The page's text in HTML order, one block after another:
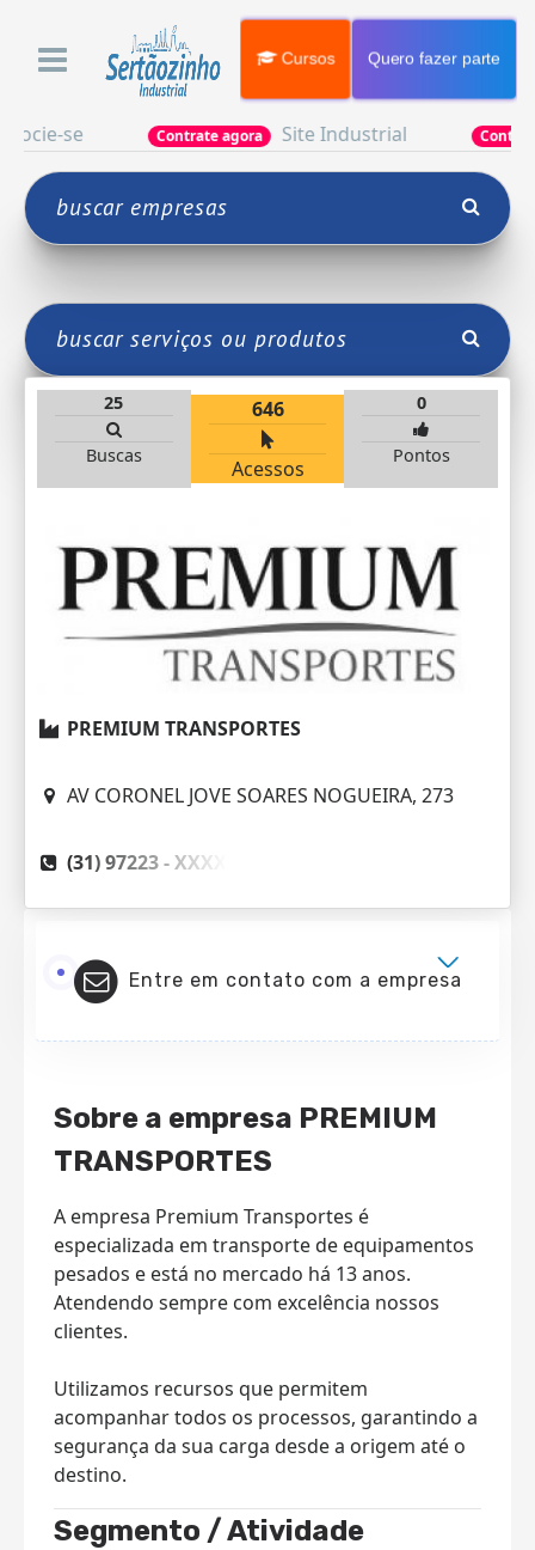
Cursos Quero fazer parte
se Contrate agora Site Industrial Contrate
25
Buscas
646
Acessos
0
Pontos
PREMIUM TRANSPORTES
AV CORONEL JOVE SOARES NOGUEIRA, 273
(31) 97223 -XXXX
Entre em contato com a empresa
Sobre a empresa PREMIUM
TRANSPORTES
A empresa Premium Transportes é
especializada em transporte de equipamentos
pesados e está no mercado há 13 anos.
Atendendo sempre com excelência nossos
clientes.
Utilizamos recursos que permitem
acompanhar todos os processos, garantindo a
segurança da sua carga desde a origem até o
destino.
Segmento / Atividade